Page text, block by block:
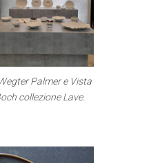
Palmer e Vista
collezione Lave.